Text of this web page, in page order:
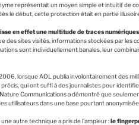
représentait un moyen simple et intuitif de
le début, cette protection était en partie
en effet une multitude de traces numériques
des sites visités, informations stockées par les
sont individuellement banales, leur
lorsque AOL publia involontairement des
qui ont suffi à des journalistes pour
Nature Communicationsa démontré que
utilisateurs dans une base pourtant anonymisée.
autre technique a pris de l’ampleur :le